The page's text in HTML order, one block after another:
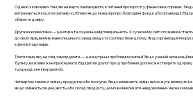
Однією з ключових тем, які не варто замовчувати, є питання прозорості у фінансових справах.
витрачаються кошти компанії, особливо якщо мова йде про благодійні фонди або організації.
зберегти довіру.
Друга важлива тема — це етика та соціальна відповідальність. У сучасному світі споживачі
до своїх працівників, навколишнього середовища та суспільства в цілому. Якщо організація
клієнтів і партнерів.
Третя тема, яку не слід замовчувати, — це внутрішні проблеми компанії. Якщо у вашій організації
булінгу, важливо їх не приховувати. Відкритий діалог про ці проблеми допоможе створити
труднощі, а не ігнорувати їх.
Четвертою темою є зміни у продуктах або послугах. Якщо виникають зміни, які можуть вплинути
якщо змінюється ціна, якість або склад продукту, це може викликати невдоволення. Чесна